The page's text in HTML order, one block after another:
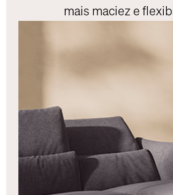
mais maciez e